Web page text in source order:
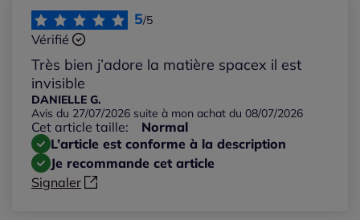
5/5
Vérifié
Très bien j’adore la matière spacex il est
invisible
DANIELLE G.
Avis du 27/07/2026 suite à mon achat du 08/07/2026
Cet article taille:
Normal
L’article est conforme à la description
Je recommande cet article
Signaler